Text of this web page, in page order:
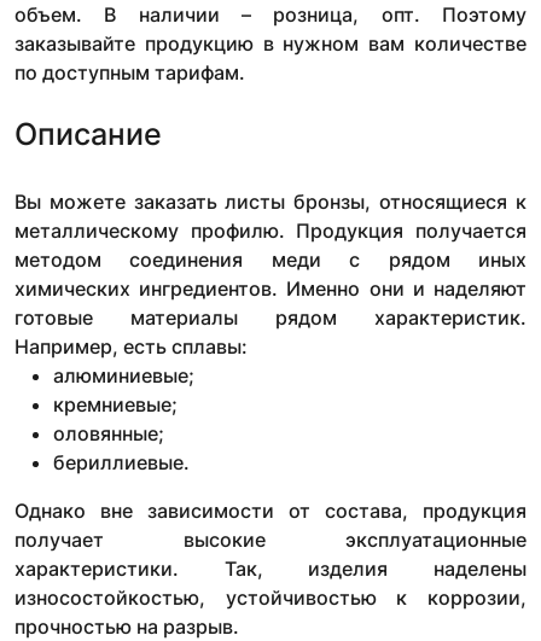
объем. В наличии – розница, опт. Поэтому
заказывайте продукцию в нужном вам количестве
по доступным тарифам.
Описание
Вы можете заказать листы бронзы, относящиеся к
металлическому профилю. Продукция получается
методом соединения меди с рядом иных
химических ингредиентов. Именно они и наделяют
готовые материалы рядом характеристик.
Например, есть сплавы:
алюминиевые;
кремниевые;
оловянные;
бериллиевые.
Однако вне зависимости от состава, продукция
получает высокие эксплуатационные
характеристики. Так, изделия наделены
износостойкостью, устойчивостью к коррозии,
прочностью на разрыв.